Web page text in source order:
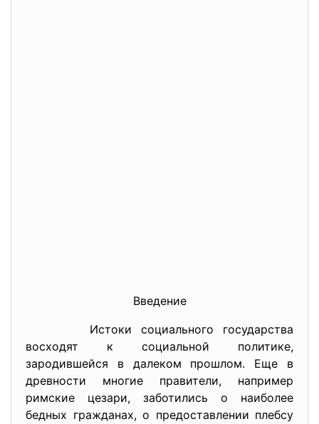
Введение
Истоки социального государства
восходят к социальной политике,
зародившейся в далеком прошлом. Еще в
древности многие правители, например
римские цезари, заботились о наиболее
бедных гражданах, о предоставлении плебсу